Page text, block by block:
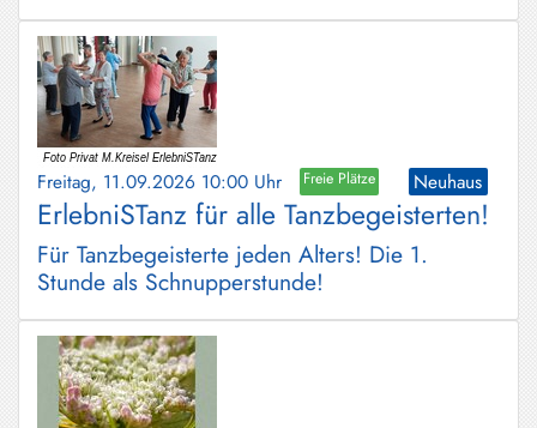
Freitag, 11.09.2026 10:00 Uhr Freie Plätze Neuhaus
ErlebniSTanz für alle Tanzbegeisterten!
Für Tanzbegeisterte jeden Alters! Die 1.
Stunde als Schnupperstunde!